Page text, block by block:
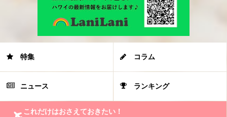
特集 コラム
ニュース ランキング
これだけはおさえておきたい！